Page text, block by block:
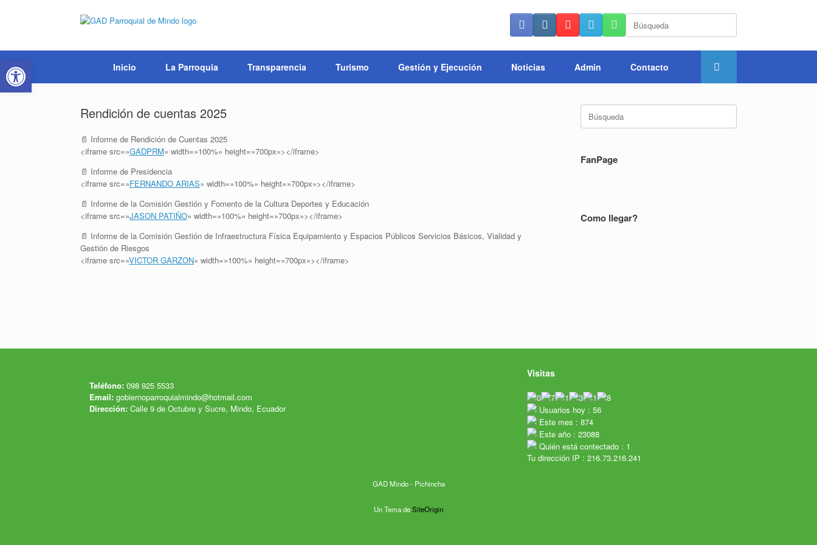
Buscar:
Inicio La Parroquia Transparencia Turismo Gestión y Ejecución Noticias Admin Contacto
Rendición de cuentas 2025
📄 Informe de Rendición de Cuentas 2025
<iframe src=»GADPRM» width=»100%» height=»700px»></iframe>
📄 Informe de Presidencia
<iframe src=»FERNANDO ARIAS» width=»100%» height=»700px»></iframe>
📄 Informe de la Comisión Gestión y Fomento de la Cultura Deportes y Educación
<iframe src=»JASON PATIÑO» width=»100%» height=»700px»></iframe>
📄 Informe de la Comisión Gestión de Infraestructura Física Equipamiento y Espacios Públicos Servicios Básicos, Vialidad y
Gestión de Riesgos
<iframe src=»VICTOR GARZON» width=»100%» height=»700px»></iframe>
Buscar:
FanPage
Como llegar?
Teléfono: 098 925 5533
Email: gobiernoparroquialmindo@hotmail.com
Dirección: Calle 9 de Octubre y Sucre, Mindo, Ecuador
Visitas
Usuarios hoy : 56
Este mes : 874
Este año : 23088
Quién está contectado : 1
Tu dirección IP : 216.73.216.241
GAD Mindo - Pichincha
Un Tema deSiteOrigin
Abrir barra de herramientas